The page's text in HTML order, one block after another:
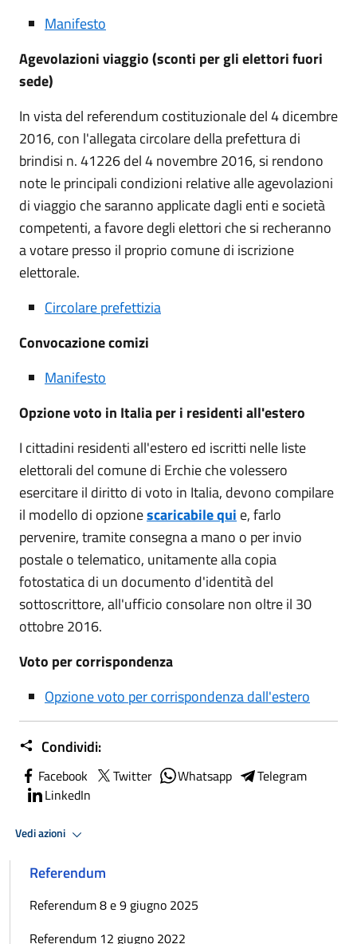
Manifesto
Agevolazioni viaggio (sconti per gli elettori fuori
sede)
In vista del referendum costituzionale del 4 dicembre
2016, con l'allegata circolare della prefettura di
brindisi n. 41226 del 4 novembre 2016, si rendono
note le principali condizioni relative alle agevolazioni
di viaggio che saranno applicate dagli enti e società
competenti, a favore degli elettori che si recheranno
a votare presso il proprio comune di iscrizione
elettorale.
Circolare prefettizia
Convocazione comizi
Manifesto
Opzione voto in Italia per i residenti all'estero
I cittadini residenti all'estero ed iscritti nelle liste
elettorali del comune di Erchie che volessero
esercitare il diritto di voto in Italia, devono compilare
il modello di opzionescaricabile qui e, farlo
pervenire, tramite consegna a mano o per invio
postale o telematico, unitamente alla copia
fotostatica di un documento d'identità del
sottoscrittore, all'ufficio consolare non oltre il 30
ottobre 2016.
Voto per corrispondenza
Opzione voto per corrispondenza dall'estero
Condividi:
Facebook Twitter Whatsapp
Telegram
LinkedIn
Vedi azioni
Referendum
Referendum 8 e 9 giugno 2025
Referendum 12 giugno 2022